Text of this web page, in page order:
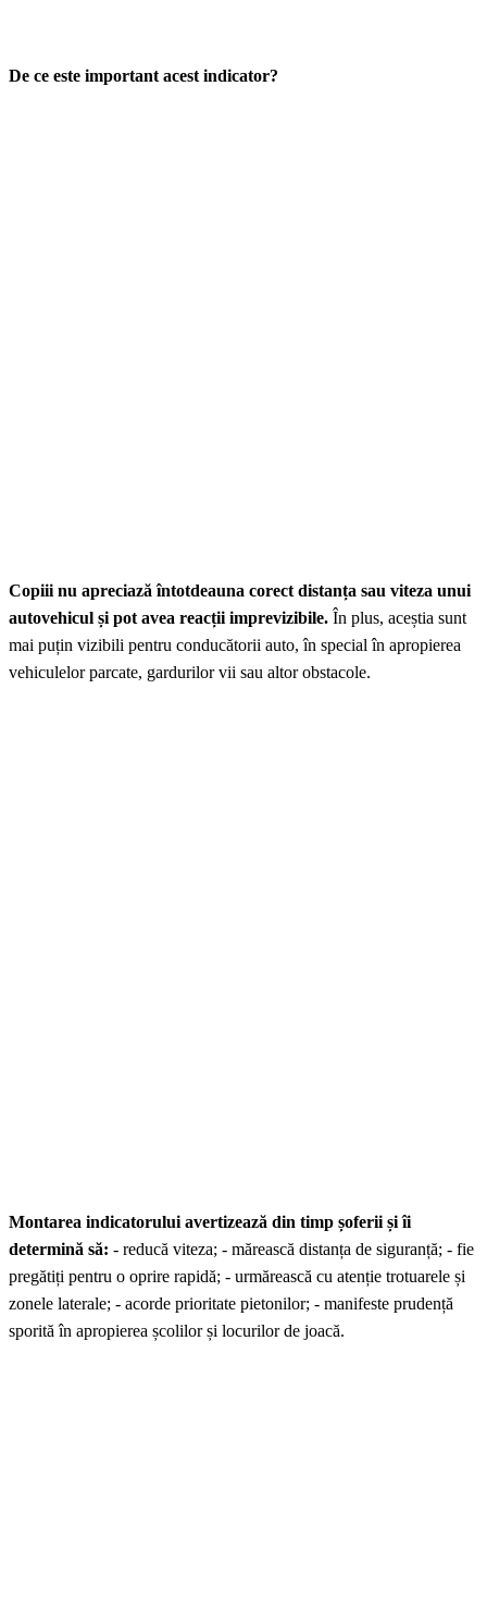
De ce este important acest indicator?
Copiii nu apreciază întotdeauna corect distanța sau viteza unui
autovehicul și pot avea reacții imprevizibile. În plus, aceștia sunt
mai puțin vizibili pentru conducătorii auto, în special în apropierea
vehiculelor parcate, gardurilor vii sau altor obstacole.
Montarea indicatorului avertizează din timp șoferii și îi
determină să: - reducă viteza; - mărească distanța de siguranță; - fie
pregătiți pentru o oprire rapidă; - urmărească cu atenție trotuarele și
zonele laterale; - acorde prioritate pietonilor; - manifeste prudență
sporită în apropierea școlilor și locurilor de joacă.